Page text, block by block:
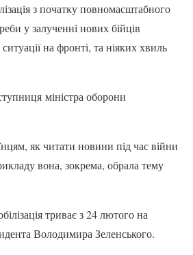
з початку повномасштабного
у залученні нових бійців
на фронті, та ніяких хвиль
міністра оборони
як читати новини під час війни
вона, зокрема, обрала тему
триває з 24 лютого на
Володимира Зеленського.